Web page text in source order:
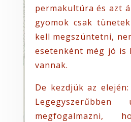
permakultúra és azt
gyomok csak
kell megszüntetni,
esetenként még jó is
vannak.
De kezdjük az
megfogalmazni,